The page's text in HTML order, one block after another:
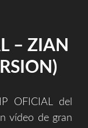
– ZIAN
OFICIAL del
vídeo de gran